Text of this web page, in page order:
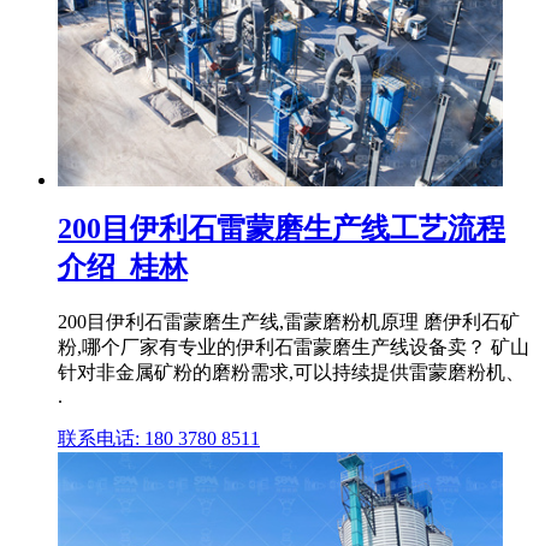
200目伊利石雷蒙磨生产线工艺流程
介绍_桂林
200目伊利石雷蒙磨生产线,雷蒙磨粉机原理 磨伊利石矿
粉,哪个厂家有专业的伊利石雷蒙磨生产线设备卖？ 矿山
针对非金属矿粉的磨粉需求,可以持续提供雷蒙磨粉机、
.
联系电话: 180 3780 8511